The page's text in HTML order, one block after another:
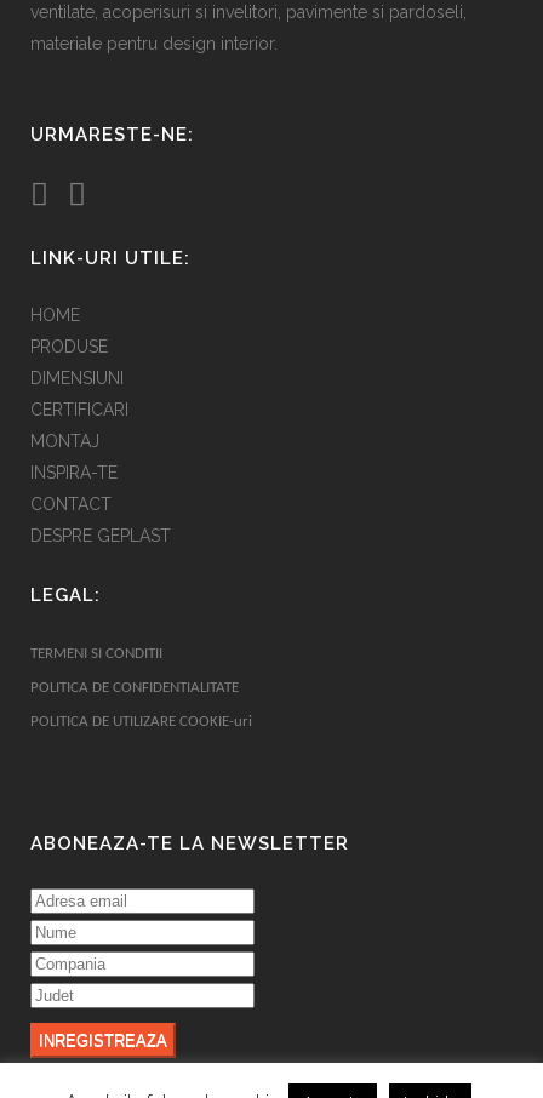
ventilate, acoperisuri si invelitori, pavimente si pardoseli,
materiale pentru design interior.
URMARESTE-NE:
LINK-URI UTILE:
HOME
PRODUSE
DIMENSIUNI
CERTIFICARI
MONTAJ
INSPIRA-TE
CONTACT
DESPRE GEPLAST
LEGAL:
TERMENI SI CONDITII
POLITICA DE CONFIDENTIALITATE
POLITICA DE UTILIZARE COOKIE-uri
ABONEAZA-TE LA NEWSLETTER